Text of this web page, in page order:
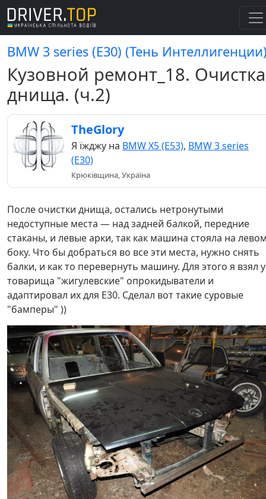
BMW 3 series (E30) (Тень
Кузовной ремонт_18. Очистка
днища. (ч.2)
TheGlory
Я їжджу на BMW X5 (E53), BMW 3 series
(E30)
Крюківщина, Україна
После очистки днища, остались нетронутыми
недоступные места — над задней балкой, передние
стаканы, и левые арки, так как машина стояла на
боку. Что бы добраться во все эти места, нужно снять
балки, и как то перевернуть машину. Для этого я взял у
товарища "жигулевские" опрокидыватели и
адаптировал их для Е30. Сделал вот такие суровые
"бамперы" ))